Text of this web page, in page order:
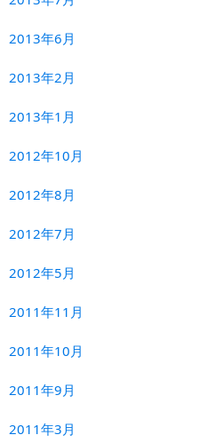
2013年6月
2013年2月
2013年1月
2012年10月
2012年8月
2012年7月
2012年5月
2011年11月
2011年10月
2011年9月
2011年3月